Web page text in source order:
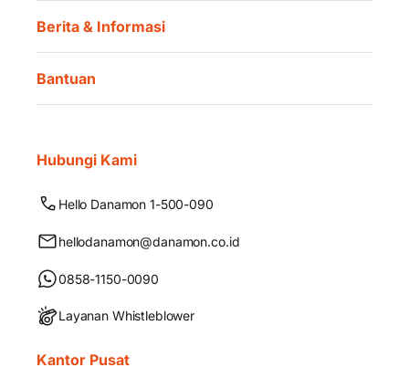
Berita & Informasi
Bantuan
Hubungi Kami
Hello Danamon 1-500-090
hellodanamon@danamon.co.id
0858-1150-0090
Layanan Whistleblower
Kantor Pusat